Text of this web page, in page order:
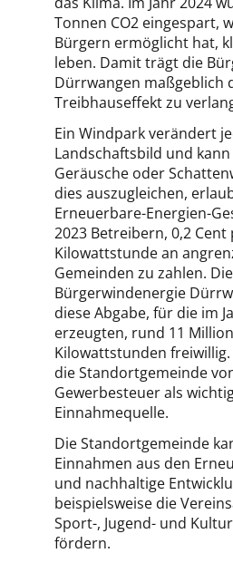
Tonnen CO2 eingespart,
Bürgern ermöglicht hat,
leben. Damit trägt die
Dürrwangen maßgeblich
Treibhauseffekt zu
Ein Windpark verändert
Landschaftsbild und
Geräusche oder
dies auszugleichen,
Erneuerbare-Energien-
2023 Betreibern, 0,2
Kilowattstunde an
Gemeinden zu zahlen. Die
Bürgerwindenergie
diese Abgabe, für die im
erzeugten, rund 11
Kilowattstunden
die Standortgemeinde
Gewerbesteuer als
Einnahmequelle.
Die Standortgemeinde
Einnahmen aus den
und nachhaltige
beispielsweise die
Sport-, Jugend- und
fördern.